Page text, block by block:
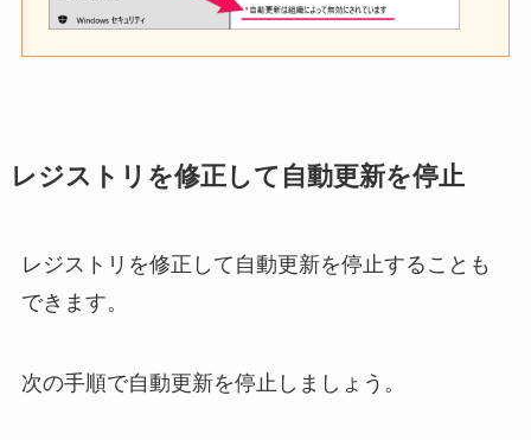
レジストリを修正して自動更新を停止
レジストリを修正して自動更新を停止することも
できます。
次の手順で自動更新を停止しましょう。